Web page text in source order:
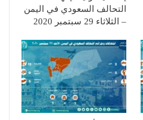
التحالف السعودي في اليمن
– الثلاثاء 29 سبتمبر 2020